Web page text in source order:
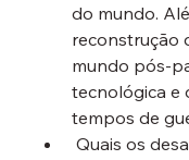
do mundo.
reconstrução
mundo pós-
tecnológica e
tempos de
Quais os